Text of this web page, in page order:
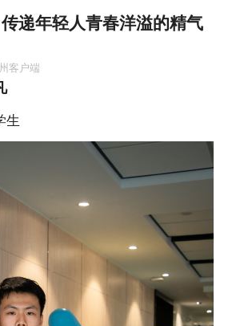
递年轻人青春洋溢的精气
客户端
生